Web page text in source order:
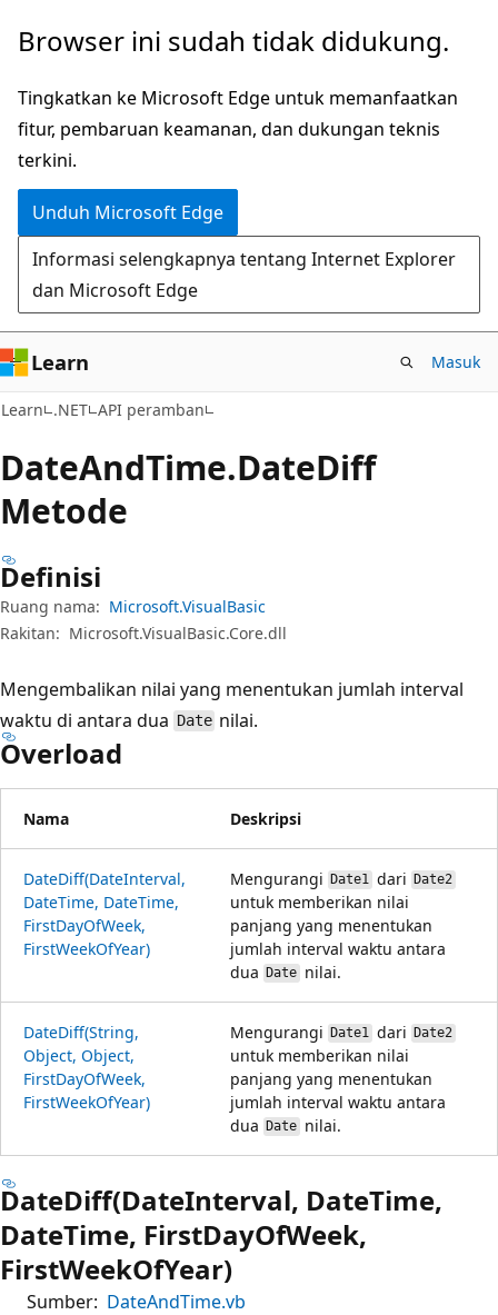
Lompati
konten
utama
Lewati
navigasi
dalam
halaman
Browser ini sudah tidak didukung.
Tingkatkan ke Microsoft Edge untuk memanfaatkan
fitur, pembaruan keamanan, dan dukungan teknis
terkini.
Unduh Microsoft Edge
Informasi selengkapnya tentang Internet Explorer
dan Microsoft Edge
Learn Masuk
Learn .NET API peramban
DateAndTime.DateDiff
Metode
Definisi
Ruang nama: Microsoft.VisualBasic
Rakitan: Microsoft.VisualBasic.Core.dll
Mengembalikan nilai yang menentukan jumlah interval
waktu di antara dua Date nilai.
Overload
Nama Deskripsi
DateDiff(DateInterval,
DateTime, DateTime,
FirstDayOfWeek,
FirstWeekOfYear)
Mengurangi Date1dari Date2
untuk memberikan nilai
panjang yang menentukan
jumlah interval waktu antara
dua
Datenilai.
DateDiff(String,
Object, Object,
FirstDayOfWeek,
FirstWeekOfYear)
Mengurangi Date1dari Date2
untuk memberikan nilai
panjang yang menentukan
jumlah interval waktu antara
dua
Datenilai.
DateDiff(DateInterval, DateTime,
DateTime, FirstDayOfWeek,
FirstWeekOfYear)
Sumber: DateAndTime.vb